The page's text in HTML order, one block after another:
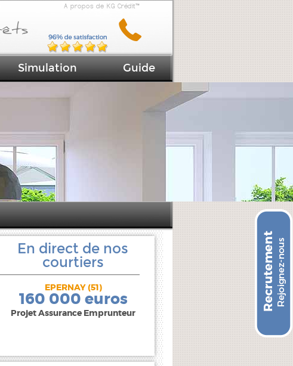
En direct de nos
courtiers
EPERNAY (51)
160 000 euros
Projet Assurance Emprunteur
240 000 euros
A propos de KG Crédit™
Simulation Guide